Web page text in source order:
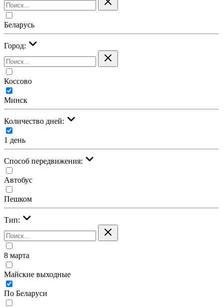
Беларусь
Город:
Коссово
Минск
Количество дней:
1 день
Cпособ передвижения:
Автобус
Пешком
Тип:
8 марта
Майские выходные
По Беларуси